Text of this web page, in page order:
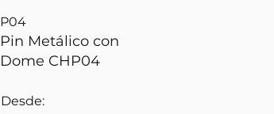
P04
Pin Metálico con
Dome CHP04
Desde: